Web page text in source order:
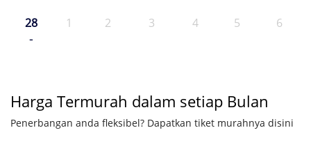
28
-
1 2 3 4 5 6
Harga Termurah dalam setiap Bulan
Penerbangan anda fleksibel? Dapatkan tiket murahnya disini